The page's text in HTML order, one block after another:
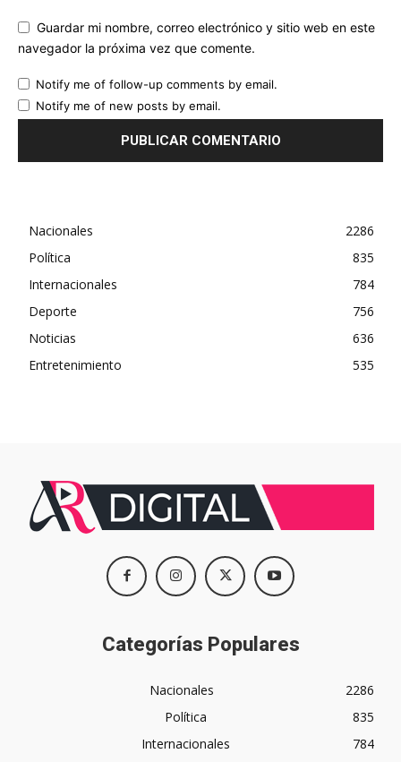
Guardar mi nombre, correo electrónico y sitio web en este
navegador la próxima vez que comente.
Notify me of follow-up comments by email.
Notify me of new posts by email.
Nacionales
2286
Política
835
Internacionales
784
Deporte
756
Noticias
636
Entretenimiento
535
Categorías Populares
Nacionales
2286
Política
835
Internacionales
784